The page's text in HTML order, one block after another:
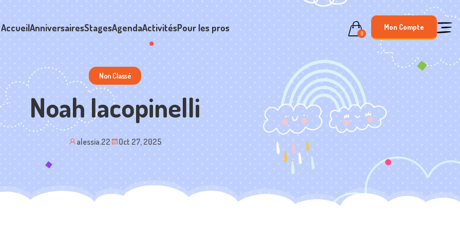
AccueilAnniversairesStagesAgendaActivitésPour les pros
0
Mon Compte
Non Classé
Noah Iacopinelli
alessia.22 Oct 27, 2025